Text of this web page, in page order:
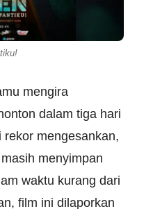
mengira
dalam tiga hari
rekor mengesankan,
masih menyimpan
waktu kurang dari
, film ini dilaporkan